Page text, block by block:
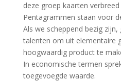
deze groep kaarten
Pentagrammen staan voor
Als we scheppend bezig
talenten om uit elementaire
hoogwaardig product te
In economische termen
toegevoegde waarde.